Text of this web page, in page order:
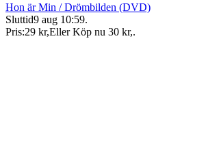
Hon är Min / Drömbilden (DVD)
Sluttid9 aug 10:59.
Pris:29 kr,Eller Köp nu 30 kr,.